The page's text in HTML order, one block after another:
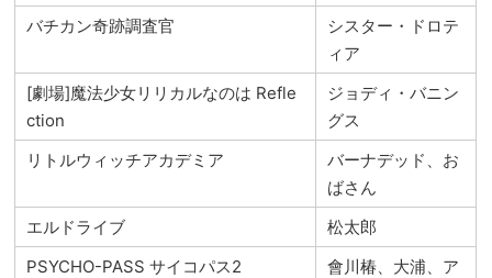
バチカン奇跡調査官
シスター・ドロテ
ィア
[劇場]魔法少女リリカルなのは Refle
ction
ジョディ・バニン
グス
リトルウィッチアカデミア
バーナデッド、お
ばさん
エルドライブ
松太郎
PSYCHO-PASS サイコパス2
會川椿、大浦、ア